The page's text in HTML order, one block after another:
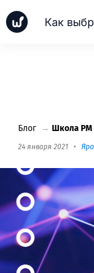
Как
Блог → Школа PM
24 января 2021 •